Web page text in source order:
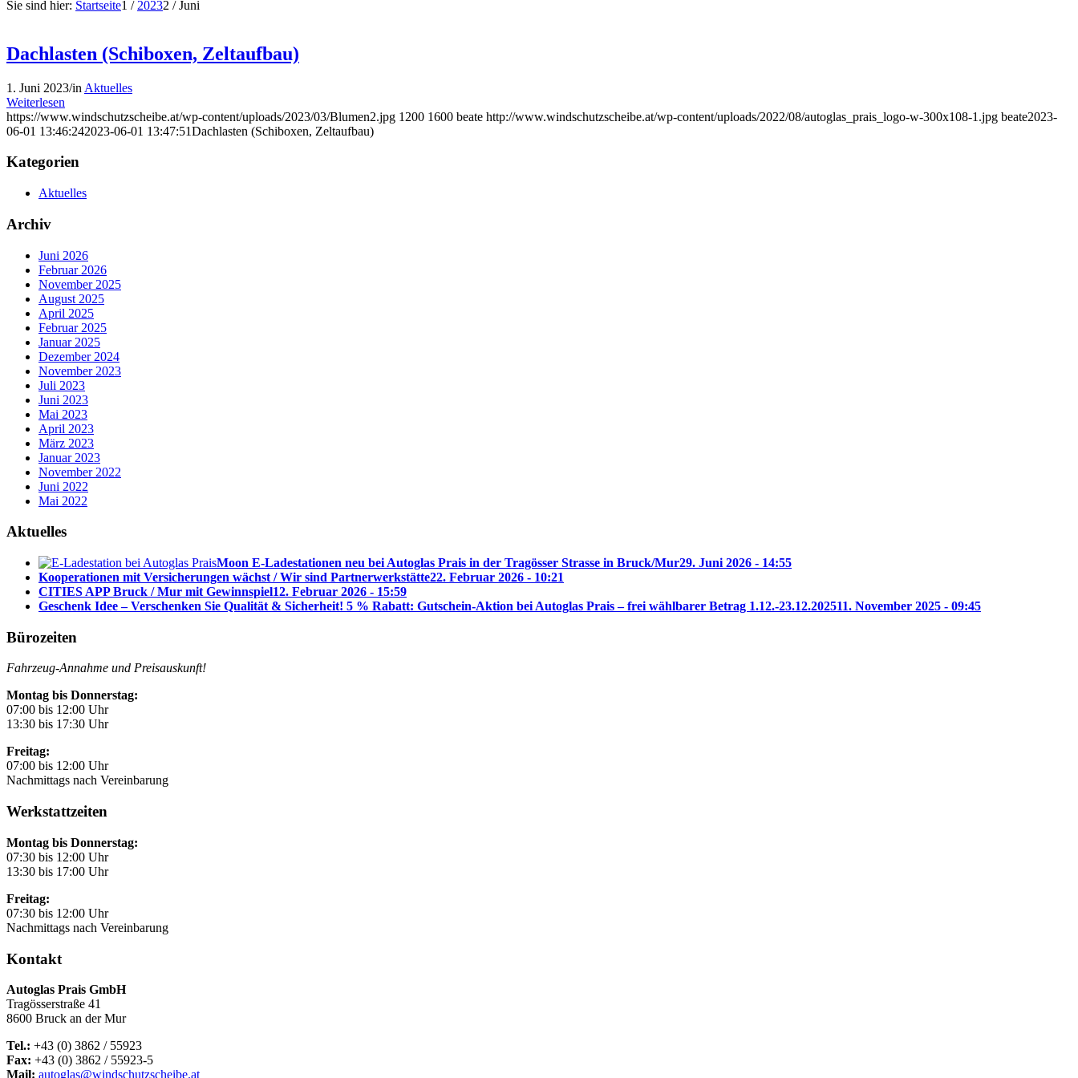
Sie sind hier: Startseite1 / 20232 / Juni
Dachlasten (Schiboxen, Zeltaufbau)
1. Juni 2023/in Aktuelles
Weiterlesen
https://www.windschutzscheibe.at/wp-content/uploads/2023/03/Blumen2.jpg 1200 1600 beate http://www.windschutzscheibe.at/wp-content/uploads/2022/08/autoglas_prais_logo-w-300x108-1.jpg beate2023-
06-01 13:46:242023-06-01 13:47:51Dachlasten (Schiboxen, Zeltaufbau)
Kategorien
Aktuelles
Archiv
Juni 2026
Februar 2026
November 2025
August 2025
April 2025
Februar 2025
Januar 2025
Dezember 2024
November 2023
Juli 2023
Juni 2023
Mai 2023
April 2023
März 2023
Januar 2023
November 2022
Juni 2022
Mai 2022
Aktuelles
Moon E-Ladestationen neu bei Autoglas Prais in der Tragösser Strasse in Bruck/Mur29. Juni 2026 - 14:55
Kooperationen mit Versicherungen wächst / Wir sind Partnerwerkstätte22. Februar 2026 - 10:21
CITIES APP Bruck / Mur mit Gewinnspiel12. Februar 2026 - 15:59
Geschenk Idee – Verschenken Sie Qualität & Sicherheit! 5 % Rabatt: Gutschein-Aktion bei Autoglas Prais – frei wählbarer Betrag 1.12.-23.12.202511. November 2025 - 09:45
Bürozeiten
Fahrzeug-Annahme und Preisauskunft!
Montag bis Donnerstag:
07:00 bis 12:00 Uhr
13:30 bis 17:30 Uhr
Freitag:
07:00 bis 12:00 Uhr
Nachmittags nach Vereinbarung
Werkstattzeiten
Montag bis Donnerstag:
07:30 bis 12:00 Uhr
13:30 bis 17:00 Uhr
Freitag:
07:30 bis 12:00 Uhr
Nachmittags nach Vereinbarung
Kontakt
Autoglas Prais GmbH
Tragösserstraße 41
8600 Bruck an der Mur
Tel.: +43 (0) 3862 / 55923
Fax: +43 (0) 3862 / 55923-5
Mail: autoglas@windschutzscheibe.at